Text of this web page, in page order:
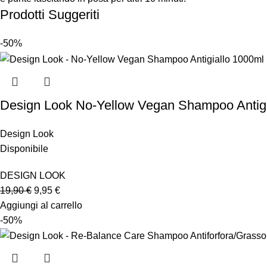
Prodotti Suggeriti
-50%
Design Look No-Yellow Vegan Shampoo
Design Look
Disponibile
DESIGN LOOK
19,90€ 9,95 €
Aggiungi al carrello
-50%